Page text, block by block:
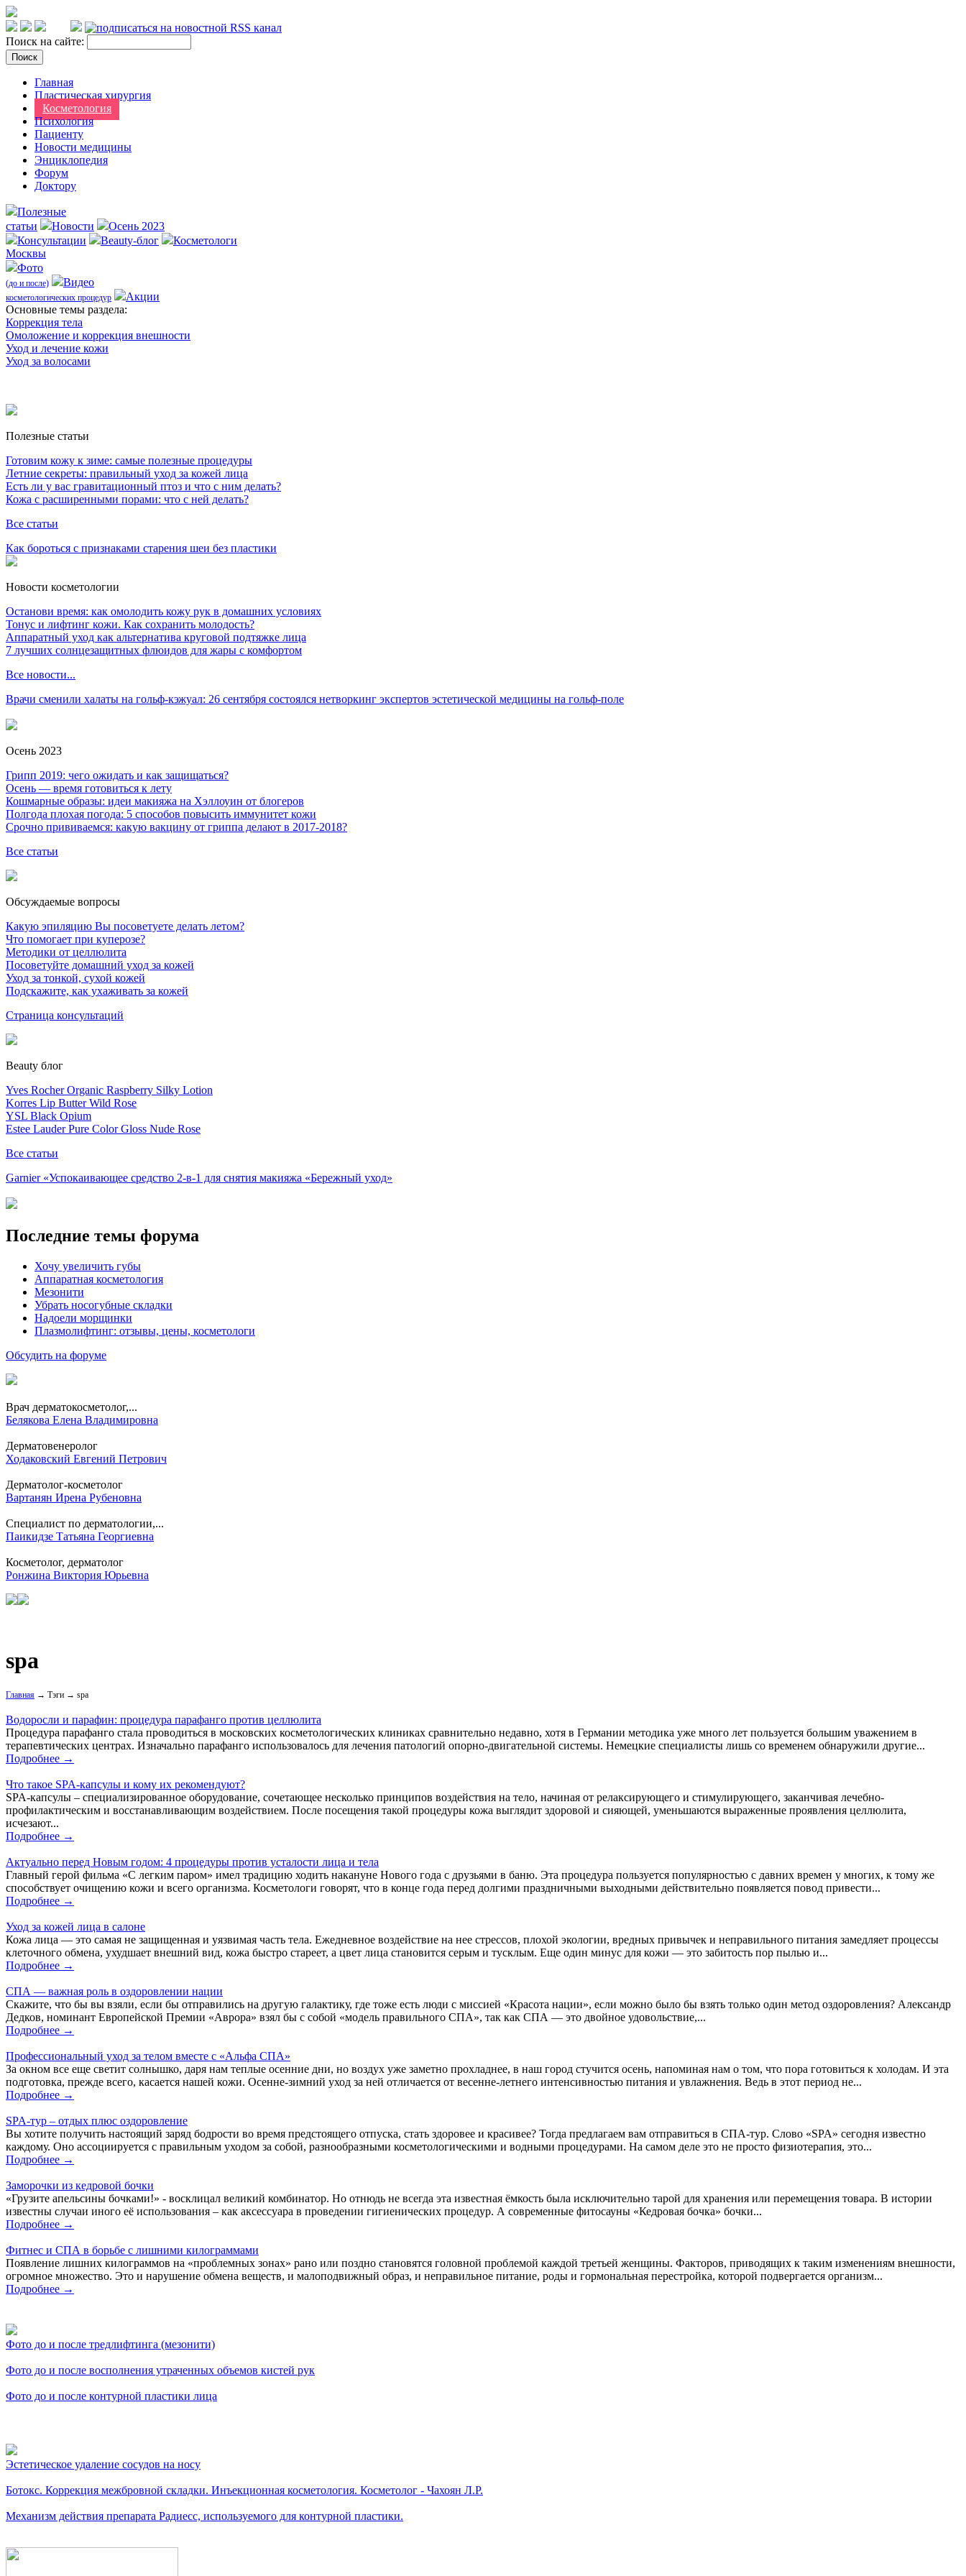
Поиск на сайте:
Главная
Пластическая хирургия
Косметология
Психология
Пациенту
Новости медицины
Энциклопедия
Форум
Доктору
Полезные
статьи
Новости
Осень 2023
Консультации
Beauty-блог
Косметологи
Москвы
Фото
(до и после) Видео
косметологических процедур
Акции
Оcновные темы раздела:
Коррекция тела
Омоложение и коррекция внешности
Уход и лечение кожи
Уход за волосами
Полезные статьи
Готовим кожу к зиме: самые полезные процедуры
Летние секреты: правильный уход за кожей лица
Есть ли у вас гравитационный птоз и что с ним делать?
Кожа с расширенными порами: что с ней делать?
Все статьи
Как бороться с признаками старения шеи без пластики
Новости косметологии
Останови время: как омолодить кожу рук в домашних условиях
Тонус и лифтинг кожи. Как сохранить молодость?
Аппаратный уход как альтернатива круговой подтяжке лица
7 лучших солнцезащитных флюидов для жары с комфортом
Все новости...
Врачи сменили халаты на гольф-кэжуал: 26 сентября состоялся нетворкинг экспертов эстетической медицины на гольф-поле
Осень 2023
Грипп 2019: чего ожидать и как защищаться?
Осень — время готовиться к лету
Кошмарные образы: идеи макияжа на Хэллоуин от блогеров
Полгода плохая погода: 5 способов повысить иммунитет кожи
Срочно прививаемся: какую вакцину от гриппа делают в 2017-2018?
Все статьи
Обсуждаемые вопросы
Какую эпиляцию Вы посоветуете делать летом?
Что помогает при куперозе?
Методики от целлюлита
Посоветуйте домашний уход за кожей
Уход за тонкой, сухой кожей
Подскажите, как ухаживать за кожей
Страница консультаций
Beauty блог
Yves Rocher Organic Raspberry Silky Lotion
Korres Lip Butter Wild Rose
YSL Black Opium
Estee Lauder Pure Color Gloss Nude Rose
Все статьи
Garnier «Успокаивающее средство 2-в-1 для снятия макияжа «Бережный уход»
Последние темы форума
Хочу увеличить губы
Аппаратная косметология
Мезонити
Убрать носогубные складки
Надоели морщинки
Плазмолифтинг: отзывы, цены, косметологи
Обсудить на форуме
Врач дерматокосметолог,...
Белякова Елена Владимировна
Дерматовенеролог
Ходаковский Евгений Петрович
Дерматолог-косметолог
Вартанян Ирена Рубеновна
Специалист по дерматологии,...
Паикидзе Татьяна Георгиевна
Косметолог, дерматолог
Ронжина Виктория Юрьевна
spa
Главная → Тэги → spa
Водоросли и парафин: процедура парафанго против целлюлита
Процедура парафанго стала проводиться в московских косметологических клиниках сравнительно недавно, хотя в Германии методика уже много лет пользуется большим уважением в
терапевтических центрах. Изначально парафанго использовалось для лечения патологий опорно-двигательной системы. Немецкие специалисты лишь со временем обнаружили другие...
Подробнее →
Что такое SPA-капсулы и кому их рекомендуют?
SPA-капсулы – специализированное оборудование, сочетающее несколько принципов воздействия на тело, начиная от релаксирующего и стимулирующего, заканчивая лечебно-
профилактическим и восстанавливающим воздействием. После посещения такой процедуры кожа выглядит здоровой и сияющей, уменьшаются выраженные проявления целлюлита,
исчезают...
Подробнее →
Актуально перед Новым годом: 4 процедуры против усталости лица и тела
Главный герой фильма «С легким паром» имел традицию ходить накануне Нового года с друзьями в баню. Эта процедура пользуется популярностью с давних времен у многих, к тому же
способствует очищению кожи и всего организма. Косметологи говорят, что в конце года перед долгими праздничными выходными действительно появляется повод привести...
Подробнее →
Уход за кожей лица в салоне
Кожа лица — это самая не защищенная и уязвимая часть тела. Ежедневное воздействие на нее стрессов, плохой экологии, вредных привычек и неправильного питания замедляет процессы
клеточного обмена, ухудшает внешний вид, кожа быстро стареет, а цвет лица становится серым и тусклым. Еще один минус для кожи — это забитость пор пылью и...
Подробнее →
СПА — важная роль в оздоровлении нации
Скажите, что бы вы взяли, если бы отправились на другую галактику, где тоже есть люди с миссией «Красота нации», если можно было бы взять только один метод оздоровления? Александр
Дедков, номинант Европейской Премии «Аврора» взял бы с собой «модель правильного СПА», так как СПА — это двойное удовольствие,...
Подробнее →
Профессиональный уход за телом вместе с «Альфа СПА»
За окном все еще светит солнышко, даря нам теплые осенние дни, но воздух уже заметно прохладнее, в наш город стучится осень, напоминая нам о том, что пора готовиться к холодам. И эта
подготовка, прежде всего, касается нашей кожи. Осенне-зимний уход за ней отличается от весенне-летнего интенсивностью питания и увлажнения. Ведь в этот период не...
Подробнее →
SPA-тур – отдых плюс оздоровление
Вы хотите получить настоящий заряд бодрости во время предстоящего отпуска, стать здоровее и красивее? Тогда предлагаем вам отправиться в СПА-тур. Слово «SPA» сегодня известно
каждому. Оно ассоциируется с правильным уходом за собой, разнообразными косметологическими и водными процедурами. На самом деле это не просто физиотерапия, это...
Подробнее →
Заморочки из кедровой бочки
«Грузите апельсины бочками!» - восклицал великий комбинатор. Но отнюдь не всегда эта известная ёмкость была исключительно тарой для хранения или перемещения товара. В истории
известны случаи иного её использования – как аксессуара в проведении гигиенических процедур. А современные фитосауны «Кедровая бочка» бочки...
Подробнее →
Фитнес и СПА в борьбе с лишними килограммами
Появление лишних килограммов на «проблемных зонах» рано или поздно становятся головной проблемой каждой третьей женщины. Факторов, приводящих к таким изменениям внешности,
огромное множество. Это и нарушение обмена веществ, и малоподвижный образ, и неправильное питание, роды и гормональная перестройка, которой подвергается организм...
Подробнее →
Фото до и после тредлифтинга (мезонити)
Фото до и после восполнения утраченных объемов кистей рук
Фото до и после контурной пластики лица
Эстетическое удаление сосудов на носу
Ботокс. Коррекция межбровной складки. Инъекционная косметология. Косметолог - Чахоян Л.Р.
Механизм действия препарата Радиесс, используемого для контурной пластики.